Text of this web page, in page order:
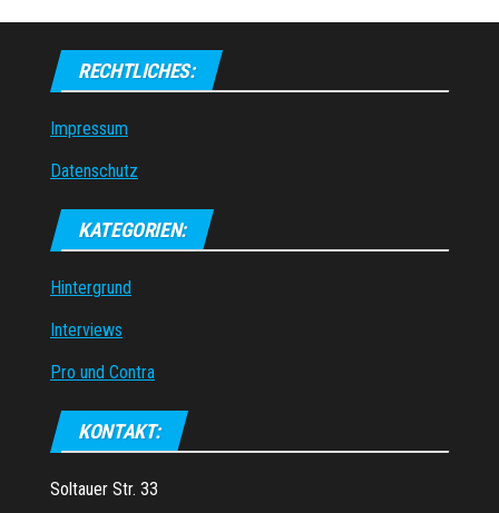
RECHTLICHES:
Impressum
Datenschutz
KATEGORIEN:
Hintergrund
Interviews
Pro und Contra
KONTAKT:
Soltauer Str. 33